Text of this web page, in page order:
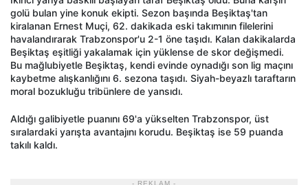
golü bulan yine konuk ekipti. Sezon başında Beşiktaş'tan
kiralanan Ernest Muçi, 62. dakikada eski takımının filelerini
havalandırarak Trabzonspor'u 2-1 öne taşıdı. Kalan dakikalarda
Beşiktaş eşitliği yakalamak için yüklense de skor değişmedi.
Bu mağlubiyetle Beşiktaş, kendi evinde oynadığı son lig maçını
kaybetme alışkanlığını 6. sezona taşıdı. Siyah-beyazlı taraftarın
moral bozukluğu tribünlere de yansıdı.
Aldığı galibiyetle puanını 69'a yükselten Trabzonspor, üst
sıralardaki yarışta avantajını korudu. Beşiktaş ise 59 puanda
takılı kaldı.
- REKLAM -